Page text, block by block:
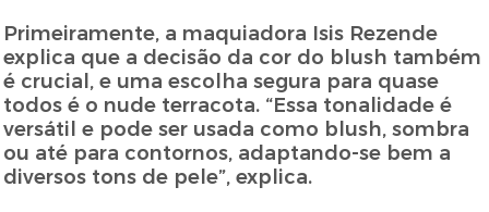
Primeiramente, a maquiadora Isis Rezende
explica que a decisão da cor do blush também
é crucial, e uma escolha segura para quase
todos é o nude terracota. “Essa tonalidade é
versátil e pode ser usada como blush, sombra
ou até para contornos, adaptando-se bem a
diversos tons de pele”, explica.